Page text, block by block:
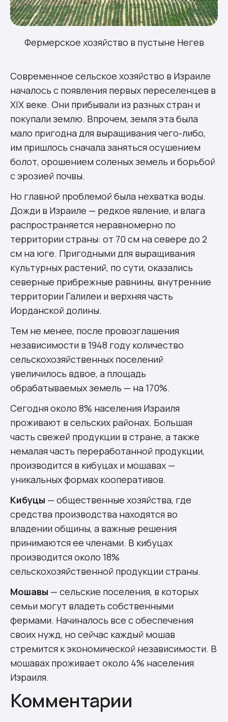
Фермерское хозяйство в пустыне Негев
Современное сельское хозяйство в Израиле
началось с появления первых переселенцев в
XIX веке. Они прибывали из разных стран и
покупали землю. Впрочем, земля эта была
мало пригодна для выращивания чего-либо,
им пришлось сначала заняться осушением
болот, орошением соленых земель и борьбой
с эрозией почвы.
Но главной проблемой была нехватка воды.
Дожди в Израиле — редкое явление, и влага
распространяется неравномерно по
территории страны: от 70 см на севере до 2
см на юге. Пригодными для выращивания
культурных растений, по сути, оказались
северные прибрежные равнины, внутренние
территории Галилеи и верхняя часть
Иорданской долины.
Тем не менее, после провозглашения
независимости в 1948 году количество
сельскохозяйственных поселений
увеличилось вдвое, а площадь
обрабатываемых земель — на 170%.
Сегодня около 8% населения Израиля
проживают в сельских районах. Большая
часть свежей продукции в стране, а также
немалая часть переработанной продукции,
производится в кибуцах и мошавах —
уникальных формах кооперативов.
Кибуцы — общественные хозяйства, где
средства производства находятся во
владении общины, а важные решения
принимаются ее членами. В кибуцах
производится около 18%
сельскохозяйственной продукции страны.
Мошавы — сельские поселения, в которых
семьи могут владеть собственными
фермами. Начиналось все с обеспечения
своих нужд, но сейчас каждый мошав
стремится к экономической независимости. В
мошавах проживает около 4% населения
Израиля.
Комментарии